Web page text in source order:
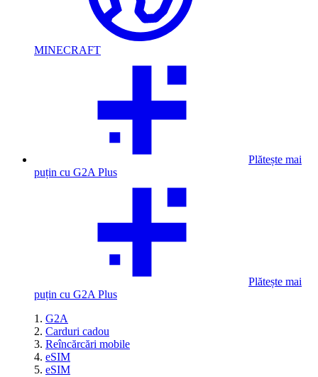
MINECRAFT
Plătește mai
puțin cu G2A Plus
Plătește mai
puțin cu G2A Plus
G2A
Carduri cadou
Reîncărcări mobile
eSIM
eSIM